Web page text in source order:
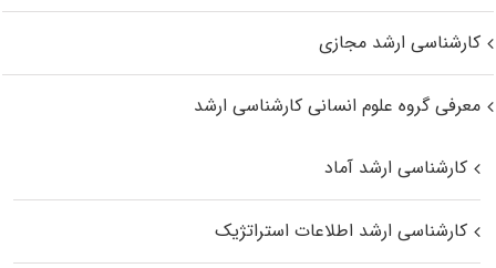
کارشناسی ارشد مجازی
معرفی گروه علوم انسانی کارشناسی ارشد
کارشناسی ارشد آماد
کارشناسی ارشد اطلاعات استراتژیک